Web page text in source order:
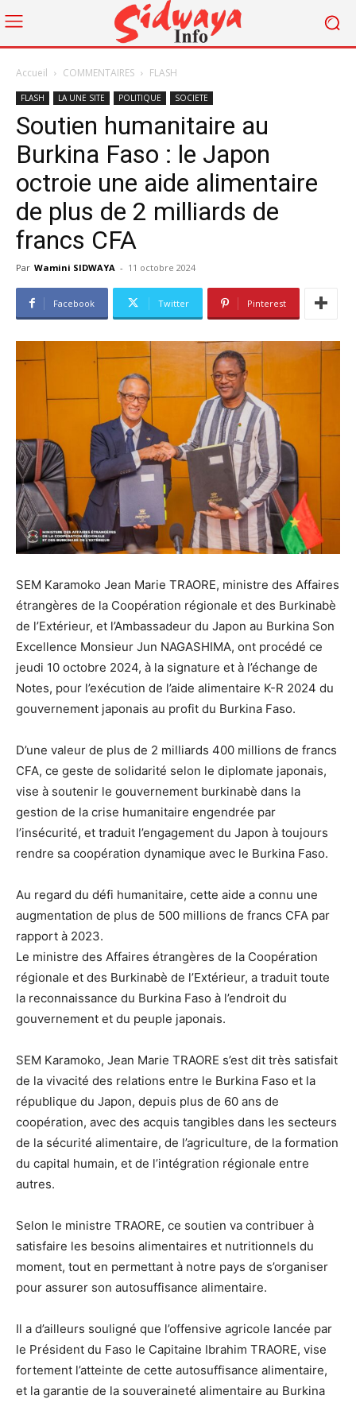
Accueil COMMENTAIRES FLASH
FLASH LA UNE SITE POLITIQUE SOCIETE
Soutien humanitaire au
Burkina Faso : le Japon
octroie une aide alimentaire
de plus de 2 milliards de
francs CFA
Par Wamini SIDWAYA - 11 octobre 2024
Facebook Twitter Pinterest
SEM Karamoko Jean Marie TRAORE, ministre des Affaires
étrangères de la Coopération régionale et des Burkinabè
de l’Extérieur, et l’Ambassadeur du Japon au Burkina Son
Excellence Monsieur Jun NAGASHIMA, ont procédé ce
jeudi 10 octobre 2024, à la signature et à l’échange de
Notes, pour l’exécution de l’aide alimentaire K-R 2024 du
gouvernement japonais au profit du Burkina Faso.
D’une valeur de plus de 2 milliards 400 millions de francs
CFA, ce geste de solidarité selon le diplomate japonais,
vise à soutenir le gouvernement burkinabè dans la
gestion de la crise humanitaire engendrée par
l’insécurité, et traduit l’engagement du Japon à toujours
rendre sa coopération dynamique avec le Burkina Faso.
Au regard du défi humanitaire, cette aide a connu une
augmentation de plus de 500 millions de francs CFA par
rapport à 2023.
Le ministre des Affaires étrangères de la Coopération
régionale et des Burkinabè de l’Extérieur, a traduit toute
la reconnaissance du Burkina Faso à l’endroit du
gouvernement et du peuple japonais.
SEM Karamoko, Jean Marie TRAORE s’est dit très satisfait
de la vivacité des relations entre le Burkina Faso et la
république du Japon, depuis plus de 60 ans de
coopération, avec des acquis tangibles dans les secteurs
de la sécurité alimentaire, de l’agriculture, de la formation
du capital humain, et de l’intégration régionale entre
autres.
Selon le ministre TRAORE, ce soutien va contribuer à
satisfaire les besoins alimentaires et nutritionnels du
moment, tout en permettant à notre pays de s’organiser
pour assurer son autosuffisance alimentaire.
Il a d’ailleurs souligné que l’offensive agricole lancée par
le Président du Faso le Capitaine Ibrahim TRAORE, vise
fortement l’atteinte de cette autosuffisance alimentaire,
et la garantie de la souveraineté alimentaire au Burkina